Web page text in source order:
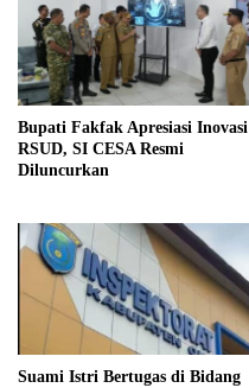
Bupati Fakfak Apresiasi Inovasi
RSUD, SI CESA Resmi
Diluncurkan
Suami Istri Bertugas di Bidang